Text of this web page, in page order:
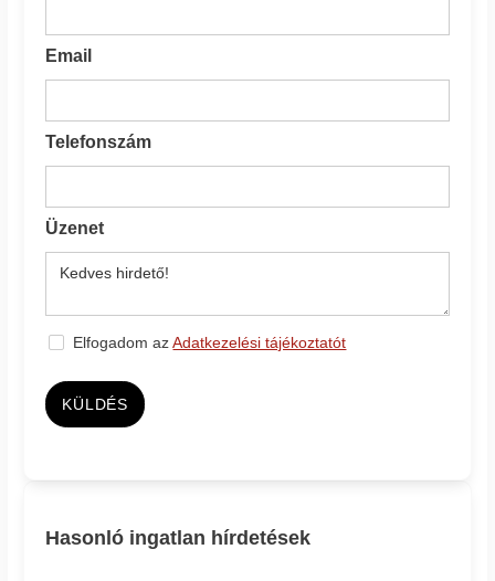
Email
Telefonszám
Üzenet
Elfogadom azAdatkezelési tájékoztatót
KÜLDÉS
Hasonló ingatlan hírdetések